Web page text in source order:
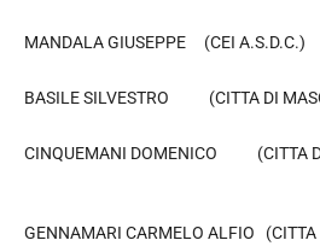
MANDALA GIUSEPPE (CEI
BASILE SILVESTRO (CITTA DI
CINQUEMANI DOMENICO
GENNAMARI CARMELO ALFIO (CITTA